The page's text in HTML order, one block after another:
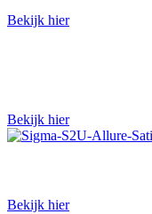
Bekijk hier
Bekijk hier
Bekijk hier